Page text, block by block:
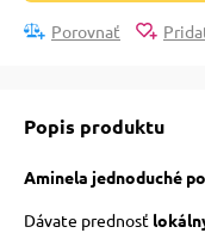
Porovnať
Popis produktu
Aminela jednoduché
Dávate prednosť